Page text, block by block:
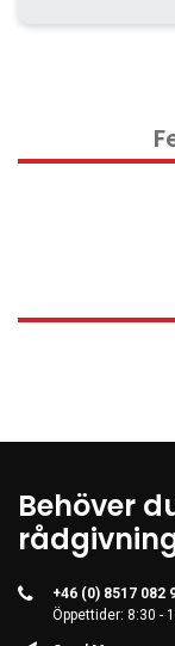
Kontorsmaterial
Spel och
Electrical
Displays &
Server & Storage
Behöver
+46 (0) 8517 082
Öppettider: 8:30 -